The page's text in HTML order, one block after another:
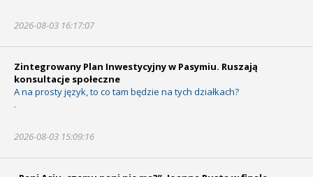
2026-08-03 16:17:07
Zintegrowany Plan Inwestycyjny w Pasymiu. Ruszają
konsultacje społeczne
A na prosty język, to co tam będzie na tych działkach?
.
2026-08-03 15:09:16